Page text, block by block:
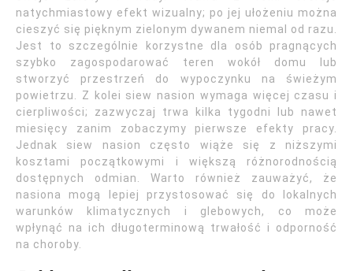
natychmiastowy efekt wizualny; po jej ułożeniu można
cieszyć się pięknym zielonym dywanem niemal od razu.
Jest to szczególnie korzystne dla osób pragnących
szybko zagospodarować teren wokół domu lub
stworzyć przestrzeń do wypoczynku na świeżym
powietrzu. Z kolei siew nasion wymaga więcej czasu i
cierpliwości; zazwyczaj trwa kilka tygodni lub nawet
miesięcy zanim zobaczymy pierwsze efekty pracy.
Jednak siew nasion często wiąże się z niższymi
kosztami początkowymi i większą różnorodnością
dostępnych odmian. Warto również zauważyć, że
nasiona mogą lepiej przystosować się do lokalnych
warunków klimatycznych i glebowych, co może
wpłynąć na ich długoterminową trwałość i odporność
na choroby.